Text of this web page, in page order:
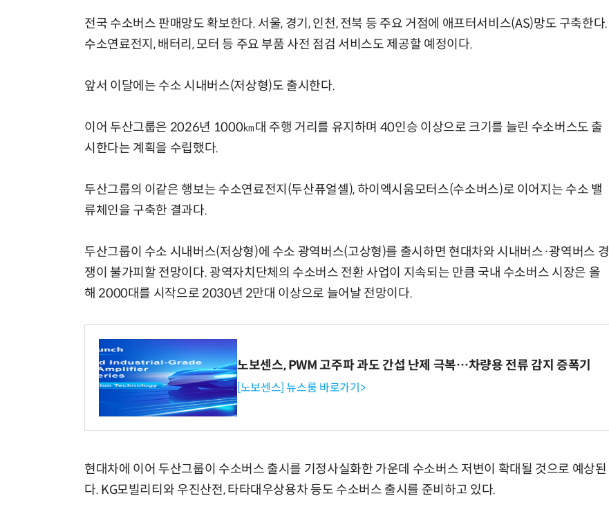
전국 수소버스 판매망도 확보한다. 서울, 경기, 인천, 전북 등 주요 거점에 애프터서비스(AS)망도 구축한다.
수소연료전지, 배터리, 모터 등 주요 부품 사전 점검 서비스도 제공할 예정이다.
앞서 이달에는 수소 시내버스(저상형)도 출시한다.
이어 두산그룹은 2026년 1000㎞대 주행 거리를 유지하며 40인승 이상으로 크기를 늘린 수소버스도 출
시한다는 계획을 수립했다.
두산그룹의 이같은 행보는 수소연료전지(두산퓨얼셀), 하이엑시움모터스(수소버스)로 이어지는 수소 밸
류체인을 구축한 결과다.
두산그룹이 수소 시내버스(저상형)에 수소 광역버스(고상형)를 출시하면 현대차와 시내버스·광역버스 경
쟁이 불가피할 전망이다. 광역자치단체의 수소버스 전환 사업이 지속되는 만큼 국내 수소버스 시장은 올
해 2000대를 시작으로 2030년 2만대 이상으로 늘어날 전망이다.
노보센스, PWM 고주파 과도 간섭 난제 극복…차량용 전류 감지 증폭기
[노보센스] 뉴스룸 바로가기>
현대차에 이어 두산그룹이 수소버스 출시를 기정사실화한 가운데 수소버스 저변이 확대될 것으로 예상된
다. KG모빌리티와 우진산전, 타타대우상용차 등도 수소버스 출시를 준비하고 있다.
거미줄 쏘고 자동 회수까지…현실판 스파이더맨 웹 슈터 70년 만에 돌아온 시베리아호랑이…카자흐스탄 야생에 풀렸다